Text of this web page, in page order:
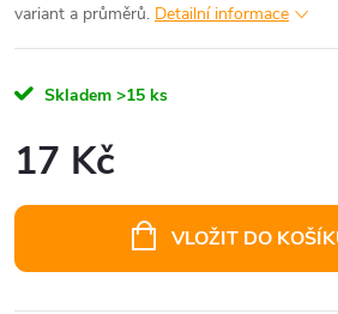
variant a průměrů. Detailní informace
Skladem >15 ks
17 Kč
VLOŽIT DO